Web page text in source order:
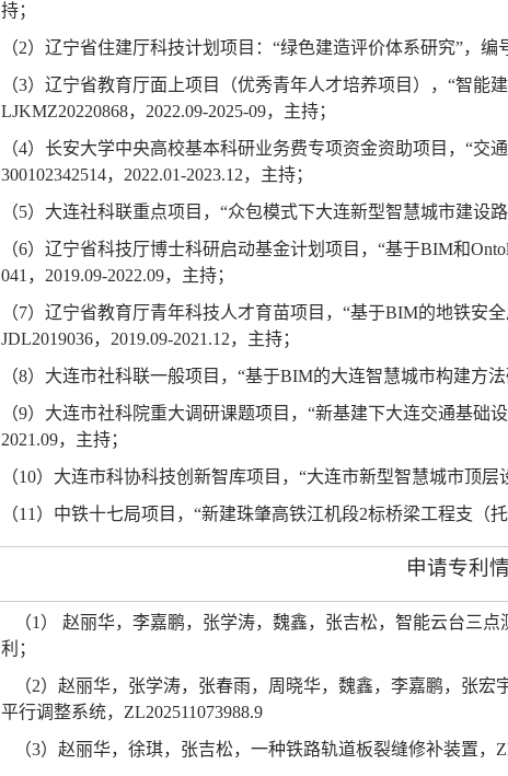
持；
（2）辽宁省住建厅科技计划项目：“绿色建造评价体系研究”，编
（3）辽宁省教育厅面上项目（优秀青年人才培养项目），“智能
LJKMZ20220868， 2022.09-2025-09，主持；
（4）长安大学中央高校基本科研业务费专项资金资助项目，“交
300102342514， 2022.01-2023.12，主持；
（5）大连社科联重点项目，“众包模式下大连新型智慧城市建设路
（6）辽宁省科技厅博士科研启动基金计划项目，“基于BIM和
041 ， 2019.09-2022.09，主持；
（7）辽宁省教育厅青年科技人才育苗项目，“基于BIM的地铁安
JDL2019036， 2019.09-2021.12，主持；
（8）大连市社科联一般项目，“基于BIM的大连智慧城市构建方法
（9）大连市社科院重大调研课题项目，“新基建下大连交通基础
2021.09，主持；
（10）大连市科协科技创新智库项目，“大连市新型智慧城市顶层
（11 ）中铁十七局项目，“新建珠肇高铁江机段2标桥梁工程支（
申请专利
（1 ） 赵丽华，李嘉鹏，张学涛，魏鑫，张吉松，智能云台三点
利；
（2）赵丽华，张学涛，张春雨，周晓华，魏鑫，李嘉鹏，张
平行调整系统， ZL202511073988.9
（3）赵丽华，徐琪，张吉松，一种铁路轨道板裂缝修补装置，